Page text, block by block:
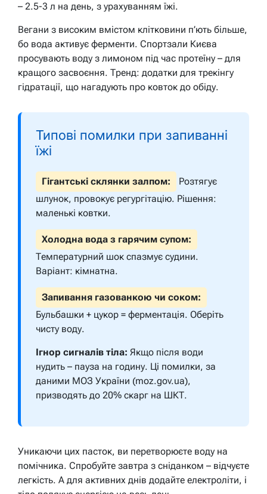
– 2.5-3 л на день, з урахуванням їжі.
Вегани з високим вмістом клітковини п’ють більше,
бо вода активує ферменти. Спортзали Києва
просувають воду з лимоном під час протеїну – для
кращого засвоєння. Тренд: додатки для трекінгу
гідратації, що нагадують про ковток до обіду.
Типові помилки при запиванні
їжі
Гігантські склянки залпом:
Розтягує
шлунок, провокує регургітацію. Рішення:
маленькі ковтки.
Холодна вода з гарячим супом:
Температурний шок спазмує судини.
Варіант: кімнатна.
Запивання газованкою чи соком:
Бульбашки + цукор = ферментація. Оберіть
чисту воду.
Ігнор сигналів тіла: Якщо після води
нудить – пауза на годину. Ці помилки, за
даними МОЗ України (moz.gov.ua),
призводять до 20% скарг на ШКТ.
Уникаючи цих пасток, ви перетворюєте воду на
помічника. Спробуйте завтра з сніданком – відчуєте
легкість. А для активних днів додайте електроліти, і